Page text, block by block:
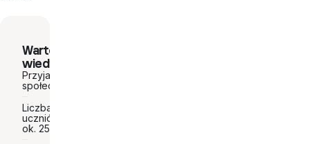
Warto
wiedzieć
Przyjazna
społeczność
Liczba
uczniów:
ok. 250